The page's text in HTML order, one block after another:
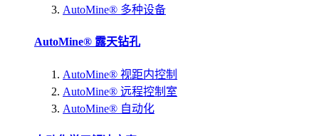
AutoMine® 多种设备
AutoMine® 露天钻孔
AutoMine® 视距内控制
AutoMine® 远程控制室
AutoMine® 自动化